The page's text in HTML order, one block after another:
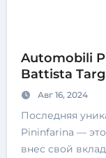
Automobili
Battista
Авг 16, 2024
Последняя уникальная модель Battista от
Pininfarina —
внес свой